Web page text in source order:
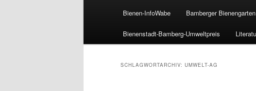
Bienen-InfoWabe Bamberger Bienengarten
Bienenstadt-Bamberg-Umweltpreis
SCHLAGWORTARCHIV: UMWELT-AG